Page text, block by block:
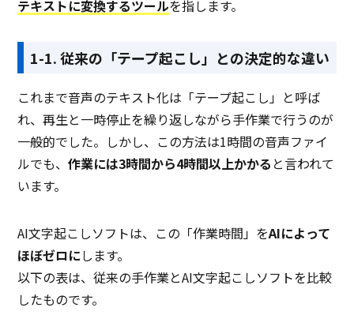
テキストに変換するツールを指します。
1-1. 従来の「テープ起こし」との決定的な違い
これまで音声のテキスト化は「テープ起こし」と呼ば
れ、再生と一時停止を繰り返しながら手作業で行うのが
一般的でした。しかし、この方法は1時間の音声ファイ
ルでも、作業には3時間から4時間以上かかる と言われて
います。
AI文字起こしソフトは、この「作業時間」をAIによって
ほぼゼロにします。
以下の表は、従来の手作業とAI文字起こしソフトを比較
したものです。